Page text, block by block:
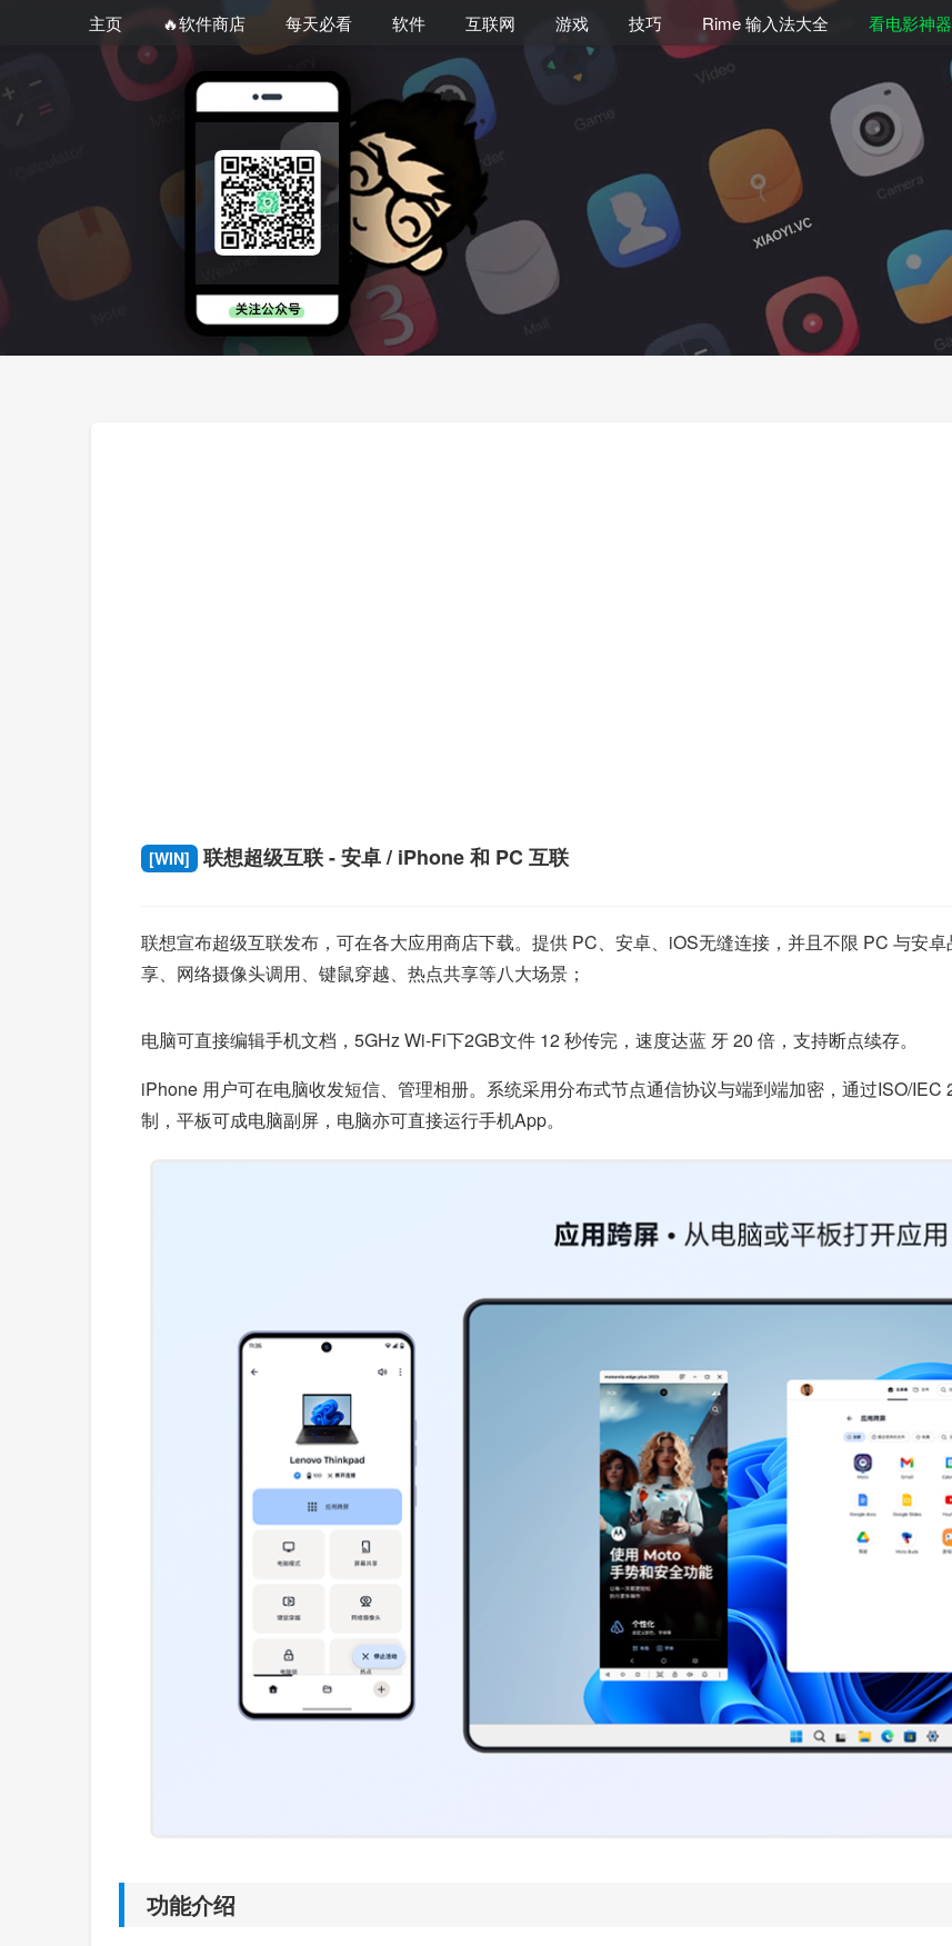
主页 🔥软件商店 每天必看 软件 互联网 游戏 技巧 Rime 输入法大全 看电影神器
[WIN] 联想超级互联 - 安卓 / iPhone 和 PC 互联
联想宣布超级互联发布，可在各大应用商店下载。提供 PC、安卓、iOS无缝连接，并且不限 PC 与安
享、网络摄像头调用、键鼠穿越、热点共享等八大场景；
电脑可直接编辑手机文档，5GHz Wi-Fi下2GB文件 12 秒传完，速度达蓝 牙 20 倍，支持断点续存。
iPhone 用户可在电脑收发短信、管理相册。系统采用分布式节点通信协议与端到端加密，通过ISO/
制，平板可成电脑副屏，电脑亦可直接运行手机App。
功能介绍